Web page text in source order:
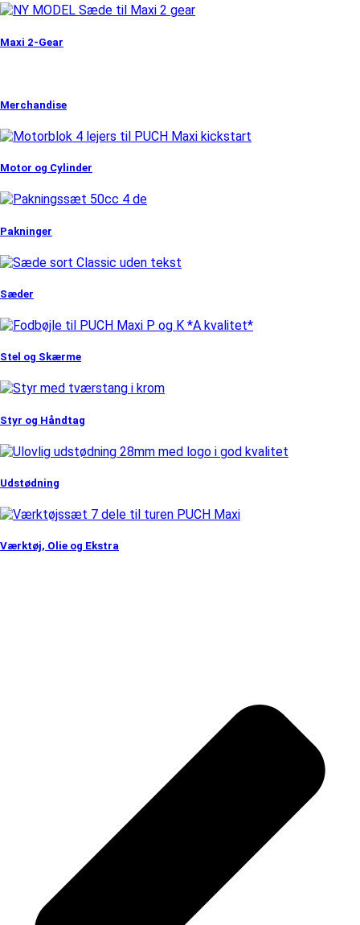
Maxi 2-Gear
Merchandise
Motor og Cylinder
Pakninger
Sæder
Stel og Skærme
Styr og Håndtag
Udstødning
Værktøj, Olie og Ekstra